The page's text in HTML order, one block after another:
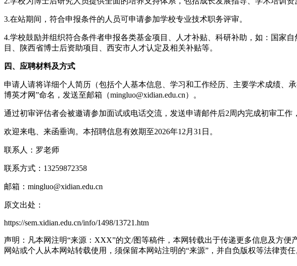
3.在站期间，符合申报条件的人员可申请参加学校专业技术职务评审。
4.学校鼓励并组织符合条件者申报各类基金项目、人才补贴、科研补助，如：国家
目、陕西省博士后资助项目、西安市人才认定及相关补贴等。
四、应聘材料及方式
申请人请将详细个人简历（包括个人基本信息、学习和工作经历、主要学术成绩、
博英才网”命名，发送至邮箱（mingluo@xidian.edu.cn）。
通过初审评估者会被邀请参加面试或电话交流，发送申请邮件后2周内完成初审工作
欢迎来电、来函垂询。本招聘信息有效期至2026年12月31日。
联系人：罗老师
联系方式：13259872358
邮箱：mingluo@xidian.edu.cn
原文出处：
https://sem.xidian.edu.cn/info/1498/13721.htm
声明：凡本网注明“来源：XXX”的文/图等稿件，本网转载出于传递更多信息及方
网站或个人从本网站转载使用，须保留本网站注明的“来源”，并自负版权等法律责